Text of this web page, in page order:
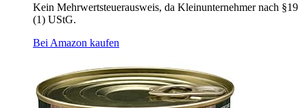
Kein Mehrwertsteuerausweis, da Kleinunternehmer nach §19
(1) UStG.
Bei Amazon kaufen